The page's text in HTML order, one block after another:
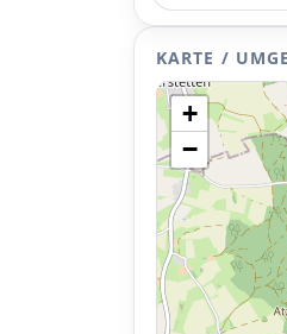
KARTE /
+
−